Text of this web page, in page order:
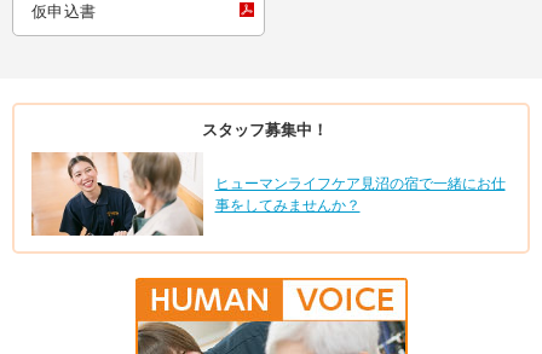
仮申込書
スタッフ募集中！
ヒューマンライフケア見沼の宿で一緒にお仕
事をしてみませんか？